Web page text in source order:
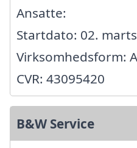
Ansatte:
Startdato: 02.
Virksomhedsform:
CVR: 43095420
B&W Service